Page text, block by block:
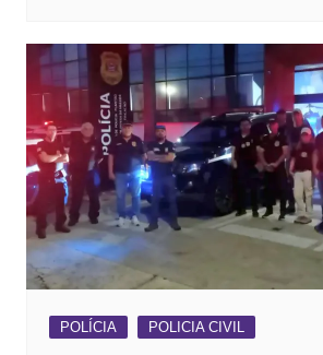
POLÍCIA POLICIA CIVIL